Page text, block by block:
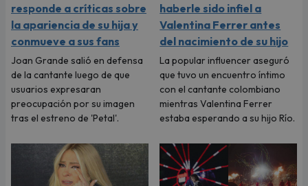
responde a críticas sobre
la apariencia de su hija y
conmueve a sus fans
Joan Grande salió en defensa
de la cantante luego de que
usuarios expresaran
preocupación por su imagen
tras el estreno de 'Petal'.
haberle sido infiel a
Valentina Ferrer antes
del nacimiento de su hijo
La popular influencer aseguró
que tuvo un encuentro íntimo
con el cantante colombiano
mientras Valentina Ferrer
estaba esperando a su hijo Río.